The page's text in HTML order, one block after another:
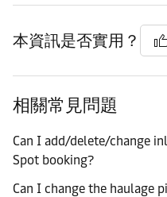
本資訊是否實用？
相關常見問題
Can I add/delete/change
Spot booking?
Can I change the haulage